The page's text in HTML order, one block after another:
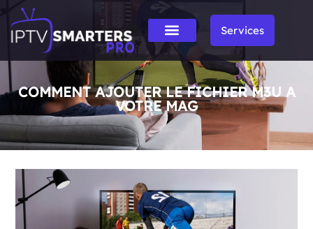
Services
COMMENT AJOUTER LE FICHIER M3U A
VOTRE MAG